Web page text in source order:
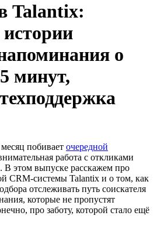
Talantix:
о
минут,
побивает очередной
работа с откликами
В этом выпуске расскажем про
CRM-системы Talantix и о том, как
отслеживать путь соискателя
которые не пропустят
про заботу, которой стало ещё